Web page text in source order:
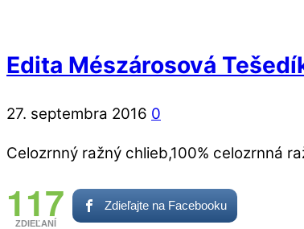
Edita Mészárosová
27. septembra 2016 0
Celozrnný ražný chlieb,100% celozrnná
117
ZDIEĽANÍ
Zdieľajte na Facebooku